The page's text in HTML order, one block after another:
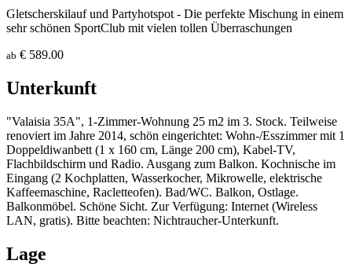
Gletscherskilauf und Partyhotspot - Die perfekte Mischung in einem
sehr schönen SportClub mit vielen tollen Überraschungen
ab € 589.00
Unterkunft
"Valaisia 35A", 1-Zimmer-Wohnung 25 m2 im 3. Stock. Teilweise
renoviert im Jahre 2014, schön eingerichtet: Wohn-/Esszimmer mit 1
Doppeldiwanbett (1 x 160 cm, Länge 200 cm), Kabel-TV,
Flachbildschirm und Radio. Ausgang zum Balkon. Kochnische im
Eingang (2 Kochplatten, Wasserkocher, Mikrowelle, elektrische
Kaffeemaschine, Racletteofen). Bad/WC. Balkon, Ostlage.
Balkonmöbel. Schöne Sicht. Zur Verfügung: Internet (Wireless
LAN, gratis). Bitte beachten: Nichtraucher-Unterkunft.
Lage